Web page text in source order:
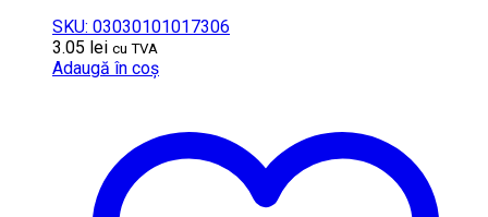
SKU: 03030101017306
3.05 lei cu TVA
Adaugă în coș